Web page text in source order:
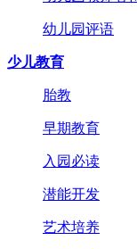
幼儿园评语
少儿教育
胎教
早期教育
入园必读
潜能开发
艺术培养